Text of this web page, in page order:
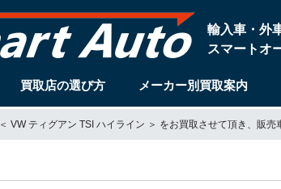
輸入車・外
スマートオ
買取店の選び方 メーカー別買取案内
＜ VW ティグアン TSI ハイライン ＞ をお買取させて頂き、販売